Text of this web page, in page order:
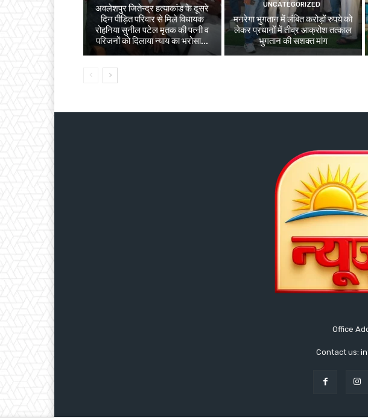
अवलेशपुर जितेन्द्र हत्याकांड के दूसरे
दिन पीड़ित परिवार से मिले विधायक
रोहनिया सुनील पटेल मृतक की पत्नी व
परिजनों को दिलाया न्याय का भरोसा...
UNCATEGORIZED
मनरेगा भुगतान में लंबित करोड़ों रुपये को
लेकर प्रधानों में तीव्र आक्रोश तत्काल
भुगतान की सशक्त मांग
Office
Contact us: